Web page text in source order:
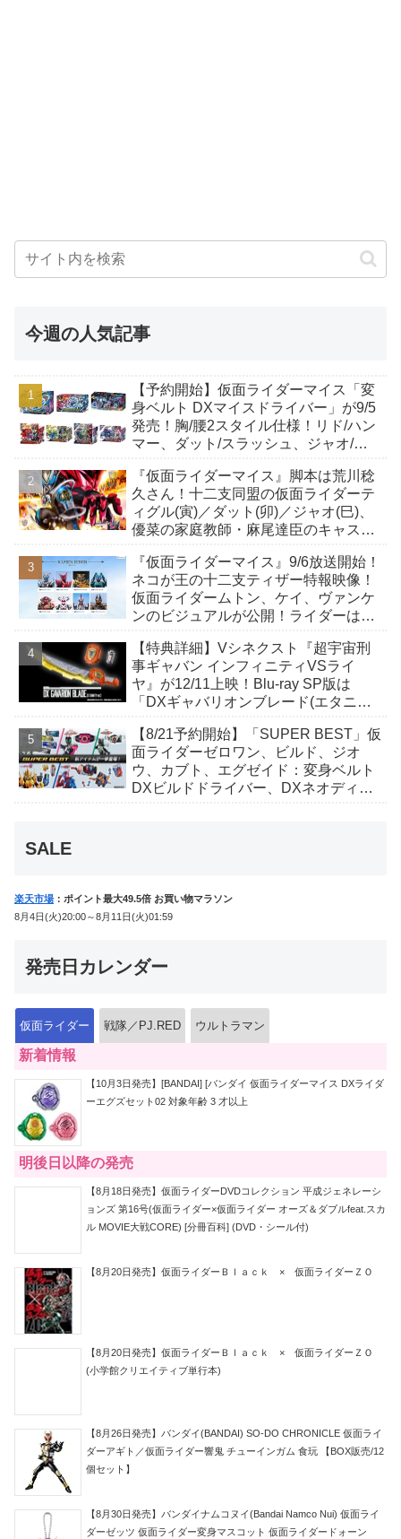
今週の人気記事
【予約開始】仮面ライダーマイス「変
身ベルト DXマイスドライバー」が9/5
発売！胸/腰2スタイル仕様！リド/ハン
マー、ダット/スラッシュ、ジャオ/バ
も！
『仮面ライダーマイス』脚本は荒川稔
久さん！十二支同盟の仮面ライダーテ
ィグル(寅)／ダット(卯)／ジャオ(巳)、
優菜の家庭教師・麻尾達臣のキャスト
んも変身！
『仮面ライダーマイス』9/6放送開始！
ネコが王の十二支ティザー特報映像！
仮面ライダームトン、ケイ、ヴァンケ
ンのビジュアルが公開！ライダーは子
【特典詳細】Vシネクスト『超宇宙刑
事ギャバン インフィニティVSライ
ヤ』が12/11上映！Blu-ray SP版は
「DXギャバリオンブレード(エタニテ
か豪華特典付き！
【8/21予約開始】「SUPER BEST」仮
面ライダーゼロワン、ビルド、ジオ
ウ、カブト、エグゼイド：変身ベルト
DXビルドドライバー、DXネオディケ
SALE
楽天市場 ：ポイント最大49.5倍 お買い物マラソン
8月4日(火)20:00～8月11日(火)01:59
発売日カレンダー
仮面ライダー 戦隊／PJ.RED ウルトラマン
新着情報
【10月3日発売】[BANDAI] [バンダイ 仮面ライダーマイス DXライダ
ーエグズセット02 対象年齢 3 才以上
明後日以降の発売
【8月18日発売】仮面ライダーDVDコレクション 平成ジェネレーシ
ョンズ 第16号(仮面ライダー×仮面ライダー オーズ＆ダブルfeat.スカ
ル MOVIE大戦CORE) [分冊百科] (DVD・シール付)
【8月20日発売】仮面ライダーＢｌａｃｋ × 仮面ライダーＺＯ
【8月20日発売】仮面ライダーＢｌａｃｋ × 仮面ライダーＺＯ
(小学館クリエイティブ単行本)
【8月26日発売】バンダイ(BANDAI) SO-DO CHRONICLE 仮面ライ
ダーアギト／仮面ライダー響鬼 チューインガム 食玩 【BOX販売/12
個セット】
【8月30日発売】バンダイナムコヌイ(Bandai Namco Nui) 仮面ライ
ダーゼッツ 仮面ライダー変身マスコット 仮面ライダードォーン